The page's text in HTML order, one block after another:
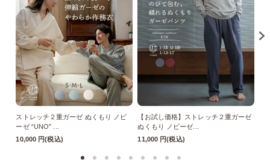
ストレッチ２重ガーゼ ぬくもり ノビ
ーゼ “UNO” ...
10,000 円(税込)
【お試し価格】ストレッチ２重ガーゼ
ぬくもり ノビーゼ...
11,000 円(税込)